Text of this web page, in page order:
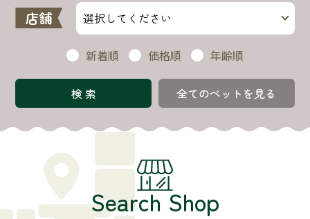
店舗
新着順 価格順 年齢順
全てのペットを見る
Search Shop